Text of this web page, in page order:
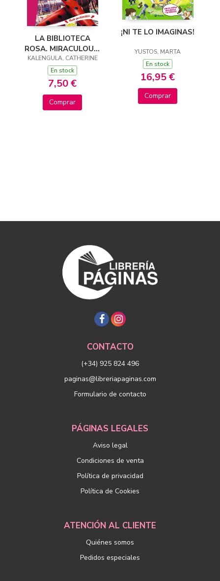
LA BIBLIOTECA
ROSA. MIRACULOUS,
4.HUELO
PROBLEMITAS
KALENGULA, CATHERINE
En stock
7,50 €
Comprar
¡NI TE LO IMAGINAS!
YUSTOS, MARTA
En stock
16,95 €
Comprar
CONTACTO
(+34) 925 824 496
paginas@libreriapaginas.com
Formulario de contacto
PÁGINAS LEGALES
Aviso legal
Condiciones de venta
Política de privacidad
Política de Cookies
ATENCIÓN AL CLIENTE
Quiénes somos
Pedidos especiales